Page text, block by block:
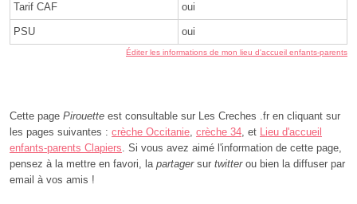
Tarif CAF oui
PSU oui
Éditer les informations de mon lieu d'accueil enfants-parents
Cette page Pirouette est consultable sur Les Creches .fr en cliquant sur
les pages suivantes : crèche Occitanie, crèche 34, et Lieu d'accueil
enfants-parents Clapiers. Si vous avez aimé l'information de cette page,
pensez à la mettre en favori, la partagersur twitterou bien la diffuser par
email à vos amis !